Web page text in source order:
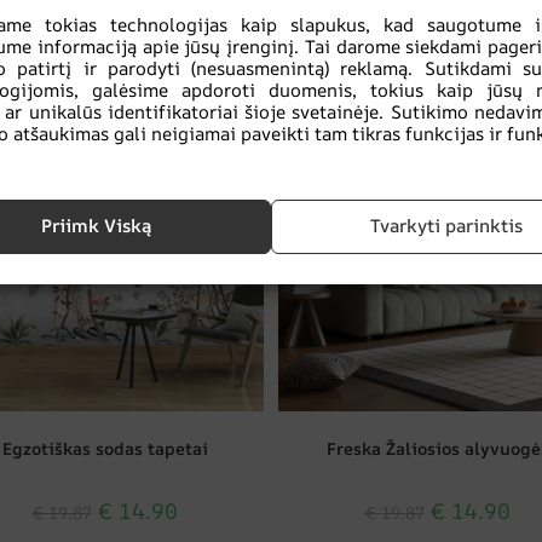
tokias technologijas kaip slapukus, kad saugotume
informaciją apie jūsų įrenginį. Tai darome siekdami
patirtį ir parodyti (nesuasmenintą) reklamą. Sutikdami
galėsime apdoroti duomenis, tokius kaip jūsų
ar unikalūs identifikatoriai šioje svetainėje. Sutikimo
atšaukimas gali neigiamai paveikti tam tikras funkcijas ir
Priimk Viską Tvarkyti parinktis
Susiję produktai
Egzotiškas sodas tapetai
€ 14.90
SKATINIMAS!
Freska Žaliosios
€ 14.90